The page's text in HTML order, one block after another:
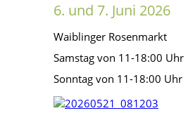
6. und 7. Juni 2026
Waiblinger Rosenmarkt
Samstag von 11-18:00 Uhr
Sonntag von 11-18:00 Uhr